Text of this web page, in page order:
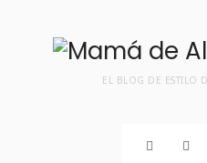
EL BLOG DE ESTILO